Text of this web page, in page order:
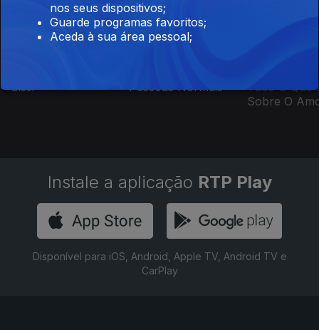
Sissi Pessoas Normais
Tudo O Que
Sobre O
Instale a aplicação RTP Play
Disponível para iOS, Android, Apple TV, Android TV e
CarPlay
nos seus dispositivos;
Guarde programas favoritos;
Aceda à sua área pessoal;